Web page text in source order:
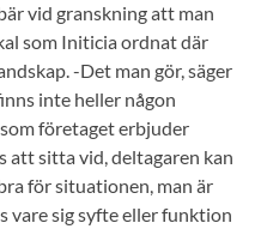
vid granskning att man
som Initicia ordnat där
-Det man gör, säger
inte heller någon
företaget erbjuder
att sitta vid, deltagaren kan
för situationen, man är
vare sig syfte eller funktion